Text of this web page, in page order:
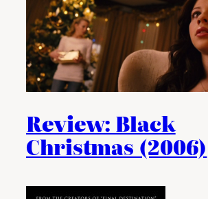
Review: Black
Christmas (2006)